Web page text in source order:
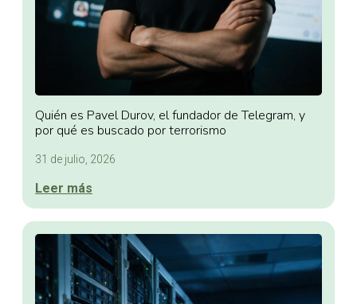
Quién es Pavel Durov, el fundador de Telegram, y
por qué es buscado por terrorismo
31 de julio, 2026
Leer más